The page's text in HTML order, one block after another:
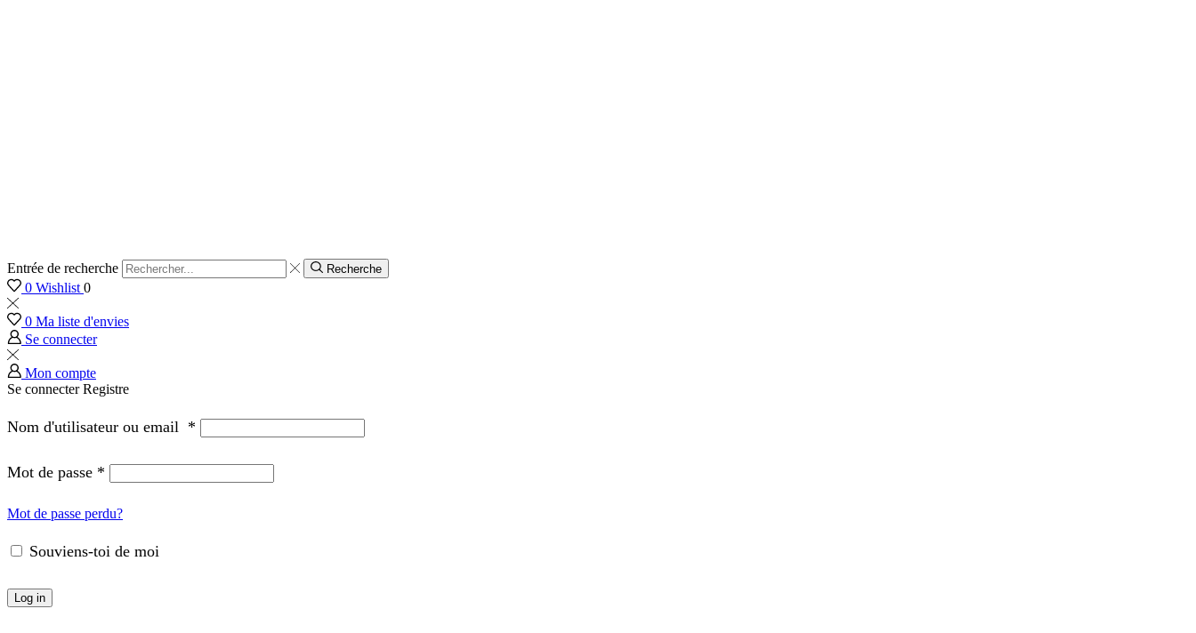
Entrée de recherche Recherche
0 Wishlist 0
0 Ma liste d'envies
Se connecter
Mon compte
Se connecterRegistre
Nom d'utilisateur ou email *
Mot de passe *
Mot de passe perdu?
Souviens-toi de moi
Log in